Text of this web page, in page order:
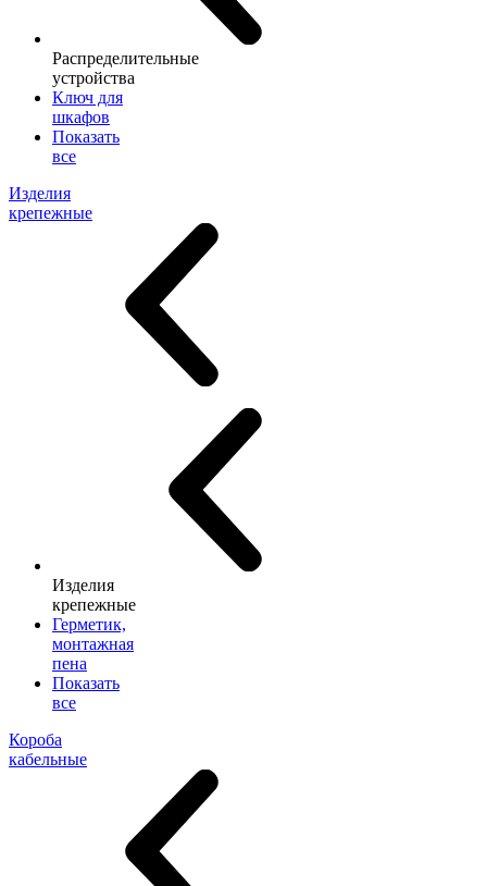
Распределительные
устройства
Ключ для
шкафов
Показать
все
Изделия
крепежные
Изделия
крепежные
Герметик,
монтажная
пена
Показать
все
Короба
кабельные